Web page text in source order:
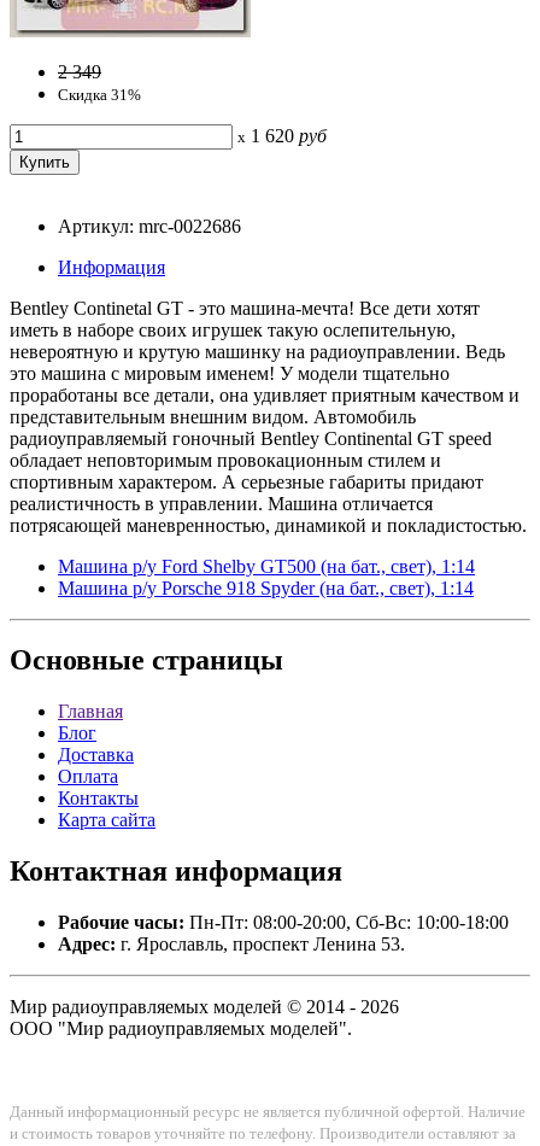
2 349
Скидка 31%
x 1 620 руб
Артикул: mrc-0022686
Информация
Bentley Continetal GT - это машина-мечта! Все дети хотят
иметь в наборе своих игрушек такую ослепительную,
невероятную и крутую машинку на радиоуправлении. Ведь
это машина с мировым именем! У модели тщательно
проработаны все детали, она удивляет приятным качеством и
представительным внешним видом. Автомобиль
радиоуправляемый гоночный Bentley Continental GT speed
обладает неповторимым провокационным стилем и
спортивным характером. А серьезные габариты придают
реалистичность в управлении. Машина отличается
потрясающей маневренностью, динамикой и покладистостью.
Машина р/у Ford Shelby GT500 (на бат., свет), 1:14
Машина р/у Porsche 918 Spyder (на бат., свет), 1:14
Основные страницы
Главная
Блог
Доставка
Оплата
Контакты
Карта сайта
Контактная информация
Рабочие часы: Пн-Пт: 08:00-20:00, Сб-Вс: 10:00-18:00
Адрес: г. Ярославль, проспект Ленина 53.
Мир радиоуправляемых моделей © 2014 - 2026
ООО "Мир радиоуправляемых моделей".
Данный информационный ресурс не является публичной офертой. Наличие
и стоимость товаров уточняйте по телефону. Производители оставляют за